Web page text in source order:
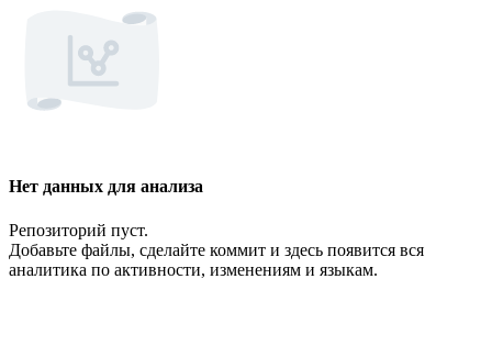
Нет данных для анализа
Репозиторий пуст.
Добавьте файлы, сделайте коммит и здесь появится вся
аналитика по активности, изменениям и языкам.